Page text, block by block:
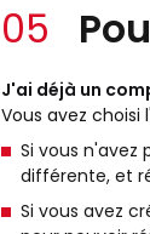
05
J'ai déjà un
Vous avez
Si vous
différente, et
Si vous avez